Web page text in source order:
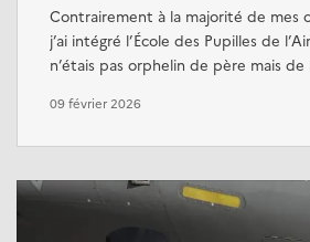
Contrairement à la majorité de mes
j’ai intégré l’École des Pupilles de
n’étais pas orphelin de père mais
ministère de l’Air à Paris, était en
était déjà ...
09 février 2026